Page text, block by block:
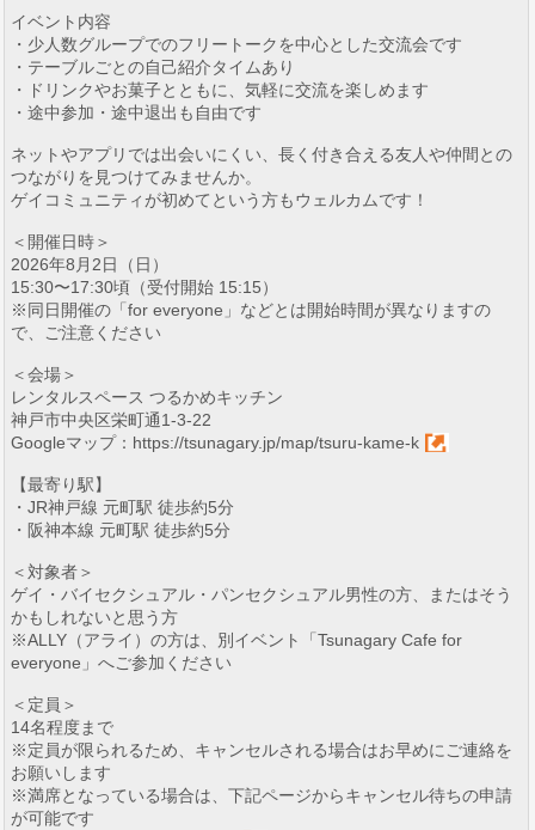
イベント内容
・少人数グループでのフリートークを中心とした交流会です
・テーブルごとの自己紹介タイムあり
・ドリンクやお菓子とともに、気軽に交流を楽しめます
・途中参加・途中退出も自由です
ネットやアプリでは出会いにくい、長く付き合える友人や仲間との
つながりを見つけてみませんか。
ゲイコミュニティが初めてという方もウェルカムです！
＜開催日時＞
2026年8月2日（日）
15:30〜17:30頃（受付開始 15:15）
※同日開催の「for everyone」などとは開始時間が異なりますの
で、ご注意ください
＜会場＞
レンタルスペース つるかめキッチン
神戸市中央区栄町通1-3-22
Googleマップ： https://tsunagary.jp/map/tsuru-kame-k
【最寄り駅】
・JR神戸線 元町駅 徒歩約5分
・阪神本線 元町駅 徒歩約5分
＜対象者＞
ゲイ・バイセクシュアル・パンセクシュアル男性の方、またはそう
かもしれないと思う方
※ALLY（アライ）の方は、別イベント「Tsunagary Cafe for
everyone」へご参加ください
＜定員＞
14名程度まで
※定員が限られるため、キャンセルされる場合はお早めにご連絡を
お願いします
※満席となっている場合は、下記ページからキャンセル待ちの申請
が可能です